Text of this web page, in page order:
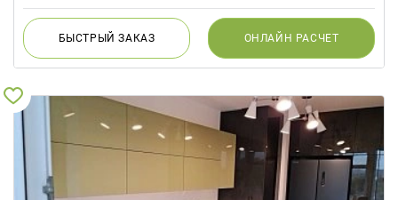
БЫСТРЫЙЗАКАЗ ОНЛАЙН РАСЧЕТ